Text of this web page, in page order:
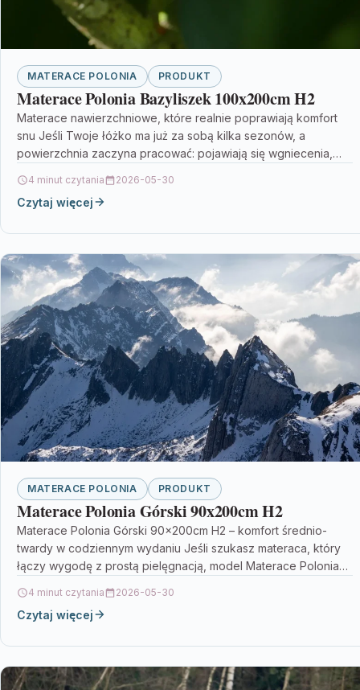
MATERACE POLONIA PRODUKT
Materace Polonia Bazyliszek 100x200cm H2
Materace nawierzchniowe, które realnie poprawiają komfort
snu Jeśli Twoje łóżko ma już za sobą kilka sezonów, a
powierzchnia zaczyna pracować: pojawiają się wgniecenia,
4 minut czytania 2026-05-30
Czytaj więcej
MATERACE POLONIA PRODUKT
Materace Polonia Górski 90x200cm H2
Materace Polonia Górski 90x200cm H2 – komfort średnio-
twardy w codziennym wydaniu Jeśli szukasz materaca, który
łączy wygodę z prostą pielęgnacją, model Materace Polonia
4 minut czytania 2026-05-30
Czytaj więcej